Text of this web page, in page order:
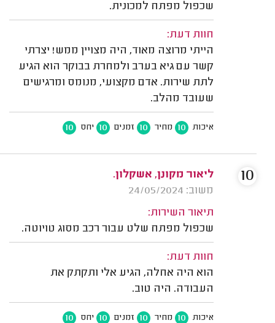
שכפול מפתח למכונית.
חוות דעת:
הייתי מרוצה מאוד, היה מצויין ממש! יצרתי
קשר עם גיא בערב ולמחרת בבוקר הוא הגיע
לתת שירות. אדם מקצועי, מנומס ומרגישים
שעובד מהלב.
איכות 10 מחיר 10 זמנים 10 יחס 10
ליאור מקונן, אשקלון.
משוב: 24/05/2024
תיאור השירות:
שכפול מפתח שלט עבור רכב מסוג טויוטה.
חוות דעת:
הוא היה אחלה, הגיע אלי ותקתק את
העבודה. היה טוב.
איכות 10 מחיר 10 זמנים 10 יחס 10
10